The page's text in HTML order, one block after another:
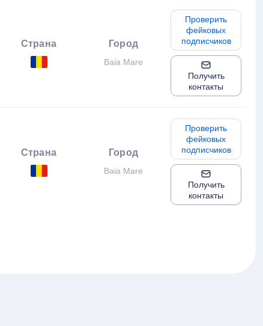
Страна Город
Baia Mare
Проверить
фейковых
подписчиков
Получить
контакты
Страна Город
Baia Mare
Проверить
фейковых
подписчиков
Получить
контакты